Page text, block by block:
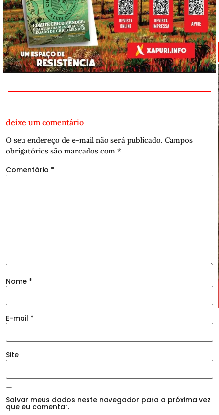
deixe um comentário
O seu endereço de e-mail não será publicado. Campos
obrigatórios são marcados com *
Comentário *
Nome *
E-mail *
Site
Salvar meus dados neste navegador para a próxima vez
que eu comentar.